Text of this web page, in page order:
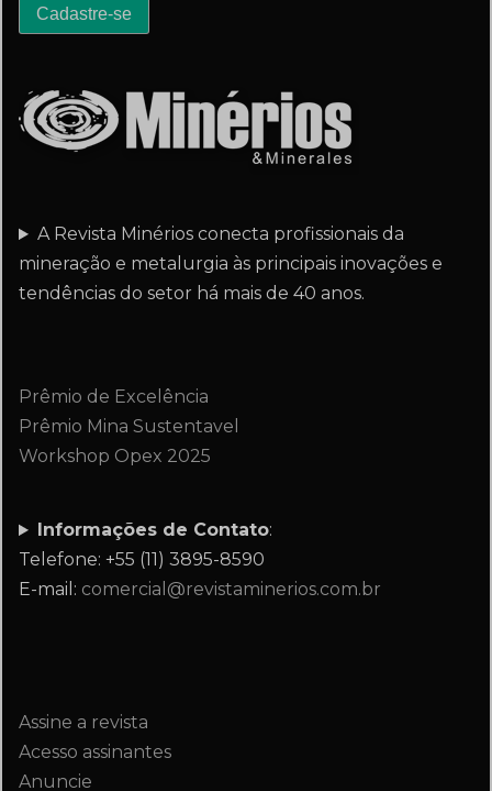
A Revista Minérios conecta profissionais da
mineração e metalurgia às principais inovações e
tendências do setor há mais de 40 anos.
Prêmio de Excelência
Prêmio Mina Sustentavel
Workshop Opex 2025
Informações de Contato:
Telefone: +55 (11) 3895-8590
E-mail: comercial@revistaminerios.com.br
Assine a revista
Acesso assinantes
Anuncie